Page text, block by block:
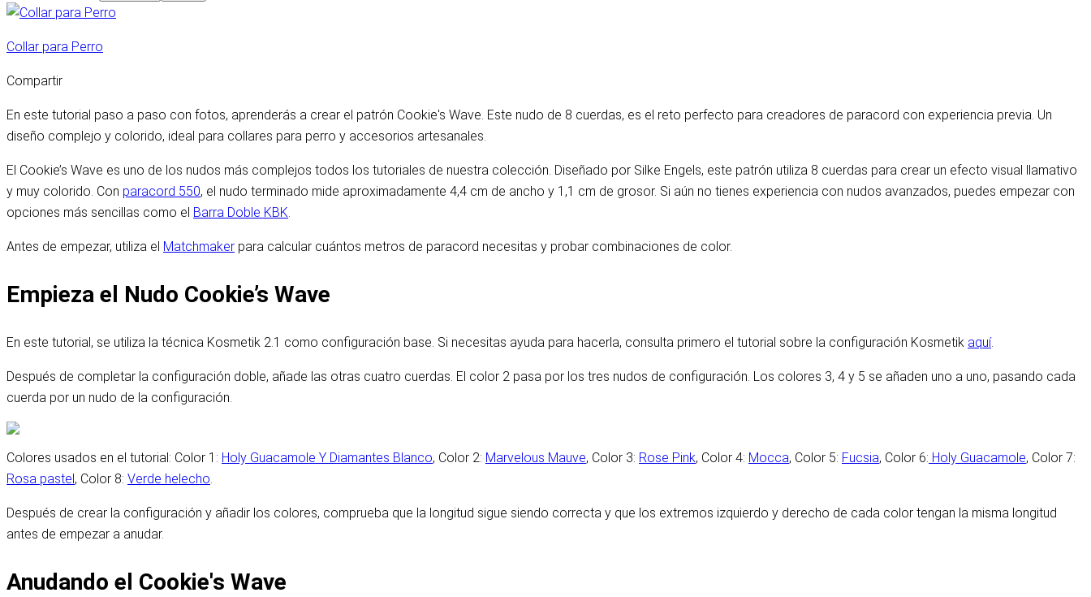
Collar para Perro
Compartir
En este tutorial paso a paso con fotos, aprenderás a crear el patrón Cookie's Wave. Este nudo de 8 cuerdas, es el reto perfecto para creadores de paracord con experiencia previa. Un
diseño complejo y colorido, ideal para collares para perro y accesorios artesanales.
El Cookie’s Wave es uno de los nudos más complejos todos los tutoriales de nuestra colección. Diseñado por Silke Engels, este patrón utiliza 8 cuerdas para crear un efecto visual llamativo
y muy colorido. Con paracord 550, el nudo terminado mide aproximadamente 4,4 cm de ancho y 1,1 cm de grosor. Si aún no tienes experiencia con nudos avanzados, puedes empezar con
opciones más sencillas como el Barra Doble KBK
Antes de empezar, utiliza el Matchmaker para calcular cuántos metros de paracord necesitas y probar combinaciones de color.
Empieza el Nudo Cookie’s Wave
En este tutorial, se utiliza la técnica Kosmetik 2.1 como configuración base. Si necesitas ayuda para hacerla, consulta primero el tutorial sobre la configuración Kosmetik aquí.
Después de completar la configuración doble, añade las otras cuatro cuerdas. El color 2 pasa por los tres nudos de configuración. Los colores 3, 4 y 5 se añaden uno a uno, pasando cada
cuerda por un nudo de la configuración.
Colores usados en el tutorial: Color 1: Holy Guacamole Y Diamantes Blanco, Color 2: Marvelous Mauve, Color 3: Rose Pink, Color 4: Mocca, Color 5: Fucsia, Color 6: Holy Guacamole, Color 7:
Rosa pastel, Color 8: Verde helecho.
Después de crear la configuración y añadir los colores, comprueba que la longitud sigue siendo correcta y que los extremos izquierdo y derecho de cada color tengan la misma longitud
antes de empezar a anudar.
Anudando el Cookie's Wave